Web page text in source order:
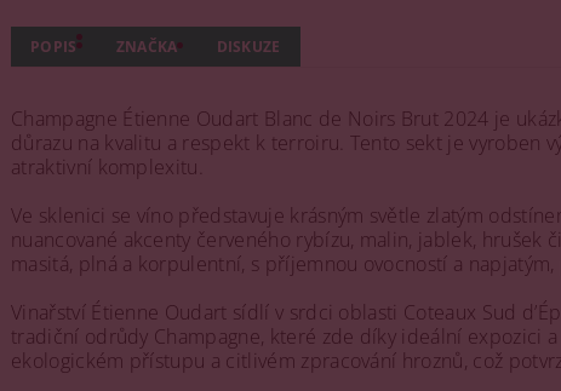
POPIS ZNAČKA DISKUZE
Champagne Étienne Oudart Blanc de Noirs Brut 2024 je
důrazu na kvalitu a respekt k terroiru. Tento sekt je vyroben
atraktivní komplexitu.
Ve sklenici se víno představuje krásným světle zlatým
nuancované akcenty červeného rybízu, malin, jablek,
masitá, plná a korpulentní, s příjemnou ovocností a napjatým,
Vinařství Étienne Oudart sídlí v srdci oblasti Coteaux Sud
tradiční odrůdy Champagne, které zde díky ideální expozici
ekologickém přístupu a citlivém zpracování hroznů, což